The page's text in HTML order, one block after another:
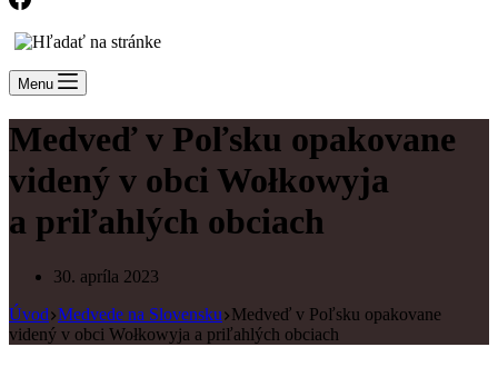
Menu
Medveď v Poľsku opakovane
videný v obci Wołkowyja
a priľahlých obciach
30. apríla 2023
Úvod Medvede na Slovensku Medveď v Poľsku opakovane
videný v obci Wołkowyja a priľahlých obciach